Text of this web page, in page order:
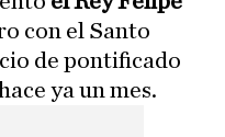
con el Santo
de pontificado
ya un mes.